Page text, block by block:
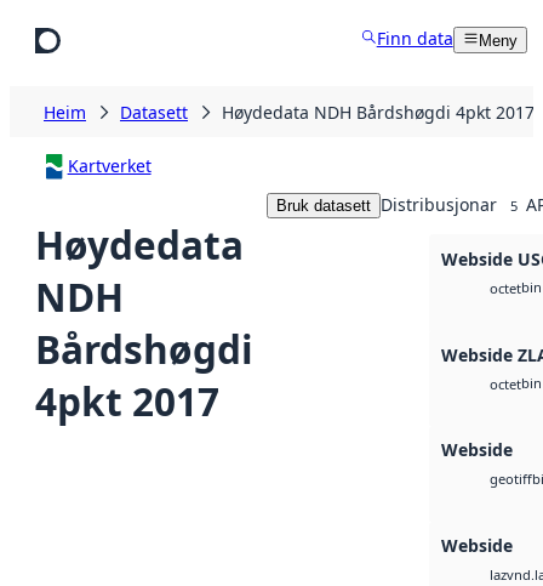
Finn data Meny
Heim Datasett Høydedata NDH Bårdshøgdi 4pkt 2017
Kartverket
Høydedata
NDH
Bårdshøgdi
4pkt 2017
Bruk datasett Distribusjonar 5
Webside
octetbin
Webside
octetbin
Webside
geotiff
Webside
laz